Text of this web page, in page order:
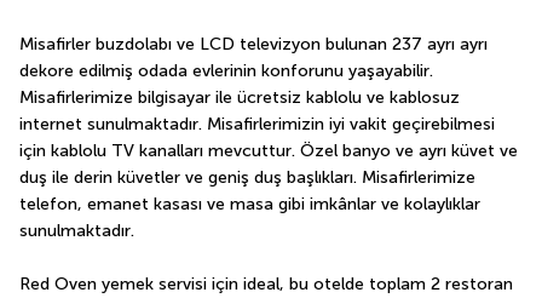
Misafirler buzdolabı ve LCD televizyon bulunan 237 ayrı ayrı
dekore edilmiş odada evlerinin konforunu yaşayabilir.
Misafirlerimize bilgisayar ile ücretsiz kablolu ve kablosuz
internet sunulmaktadır. Misafirlerimizin iyi vakit geçirebilmesi
için kablolu TV kanalları mevcuttur. Özel banyo ve ayrı küvet ve
duş ile derin küvetler ve geniş duş başlıkları. Misafirlerimize
telefon, emanet kasası ve masa gibi imkânlar ve kolaylıklar
sunulmaktadır.
Red Oven yemek servisi için ideal, bu otelde toplam 2 restoran